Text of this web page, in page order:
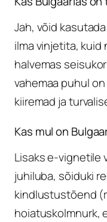
Jah, võid
ilma vinjetita, kuid
halvemas
vahemaa puhul
kiiremad ja
Kas mul on
Lisaks e-vignetile
juhiluba, sõiduki
kindlustustõend
hoiatuskolmnurk,